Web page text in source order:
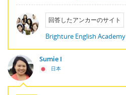
回答したアンカーのサイト
Brighture English Academy
Sumie I
日本